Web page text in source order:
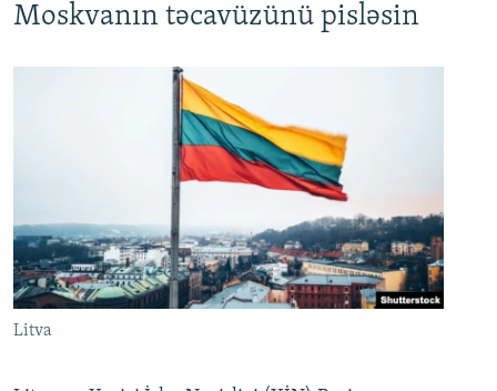
Moskvanın təcavüzünü pisləsin
Litva